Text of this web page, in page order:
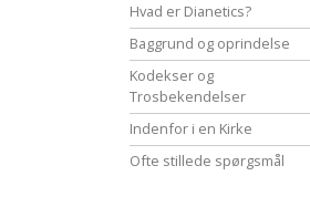
Hvad er Dianetics?
Baggrund og oprindelse
Kodekser og
Trosbekendelser
Indenfor i en Kirke
Ofte stillede spørgsmål